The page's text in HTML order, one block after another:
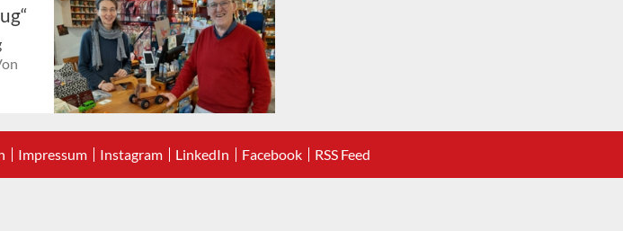
Impressum Instagram LinkedIn Facebook RSS Feed